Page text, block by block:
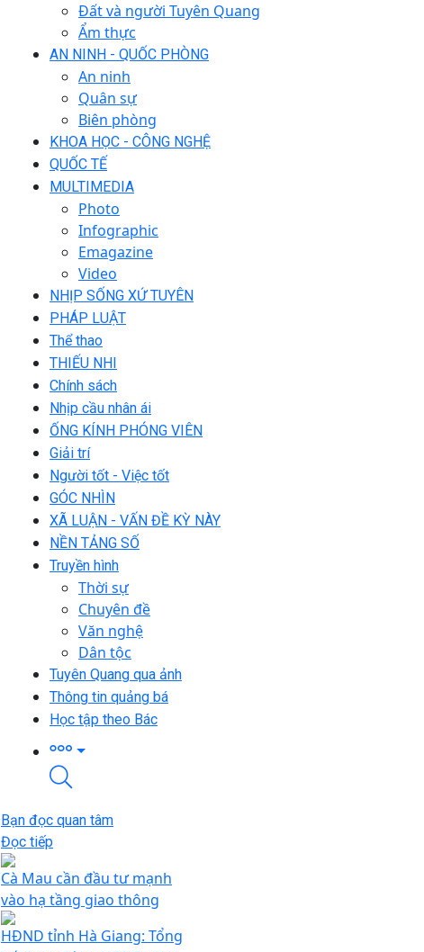
Đất và người Tuyên Quang
Ẩm thực
AN NINH - QUỐC PHÒNG
An ninh
Quân sự
Biên phòng
KHOA HỌC - CÔNG NGHỆ
QUỐC TẾ
MULTIMEDIA
Photo
Infographic
Emagazine
Video
NHỊP SỐNG XỨ TUYÊN
PHÁP LUẬT
Thể thao
THIẾU NHI
Chính sách
Nhịp cầu nhân ái
ỐNG KÍNH PHÓNG VIÊN
Giải trí
Người tốt - Việc tốt
GÓC NHÌN
XÃ LUẬN - VẤN ĐỀ KỲ NÀY
NỀN TẢNG SỐ
Truyền hình
Thời sự
Chuyên đề
Văn nghệ
Dân tộc
Tuyên Quang qua ảnh
Thông tin quảng bá
Học tập theo Bác
Bạn đọc quan tâm
Đọc tiếp
Cà Mau cần đầu tư mạnh
vào hạ tầng giao thông
HĐND tỉnh Hà Giang: Tổng